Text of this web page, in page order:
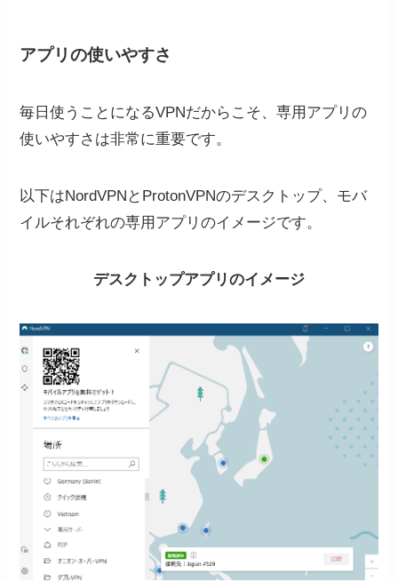
アプリの使いやすさ
毎日使うことになるVPNだからこそ、専用アプリの
使いやすさは非常に重要です。
以下はNordVPNとProtonVPNのデスクトップ、モバ
イルそれぞれの専用アプリのイメージです。
デスクトップアプリのイメージ